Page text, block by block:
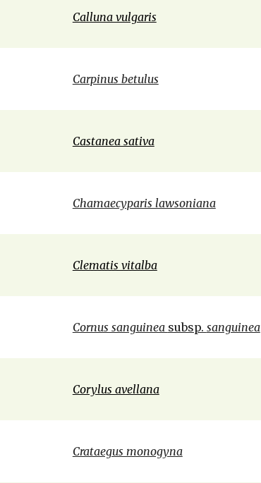
Calluna vulgaris
Carpinus betulus
Castanea sativa
Chamaecyparis lawsoniana
Clematis vitalba
Cornus sanguinea subsp. sanguinea
Corylus avellana
Crataegus monogyna